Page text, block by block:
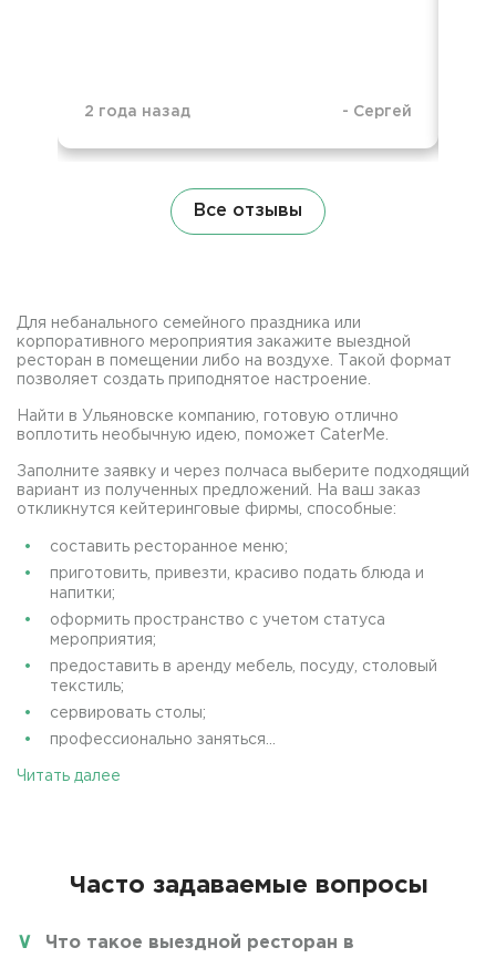
2 года назад - Сергей
Все отзывы
Для небанального семейного праздника или
корпоративного мероприятия закажите выездной
ресторан в помещении либо на воздухе. Такой формат
позволяет создать приподнятое настроение.
Найти в Ульяновске компанию, готовую отлично
воплотить необычную идею, поможет CaterMe.
Заполните заявку и через полчаса выберите подходящий
вариант из полученных предложений. На ваш заказ
откликнутся кейтеринговые фирмы, способные:
составить ресторанное меню;
приготовить, привезти, красиво подать блюда и
напитки;
оформить пространство с учетом статуса
мероприятия;
предоставить в аренду мебель, посуду, столовый
текстиль;
сервировать столы;
профессионально заняться...
Читать далее
Часто задаваемые вопросы
Что такое выездной ресторан в